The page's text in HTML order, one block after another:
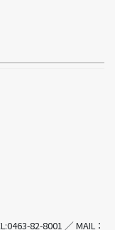
82-8001 ／ MAIL：